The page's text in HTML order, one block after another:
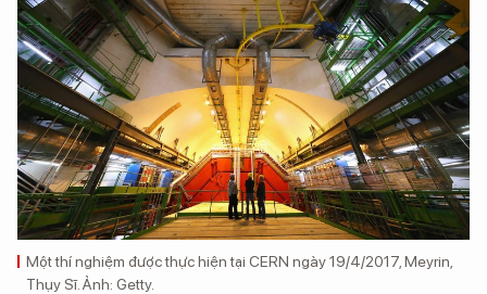
Một thí nghiệm được thực hiện tại CERN ngày 19/4/2017, Meyrin,
Thụy Sĩ. Ảnh: Getty.